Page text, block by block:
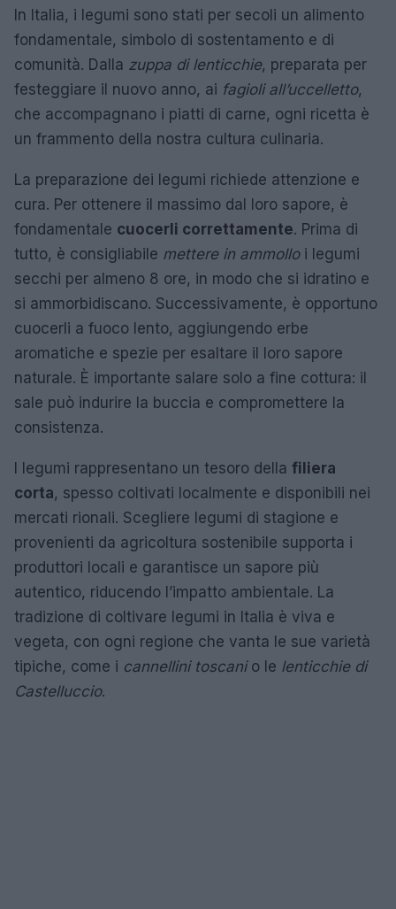
In Italia, i legumi sono stati per secoli un alimento
fondamentale, simbolo di sostentamento e di
comunità. Dalla zuppa di lenticchie, preparata per
festeggiare il nuovo anno, ai fagioli all’uccelletto,
che accompagnano i piatti di carne, ogni ricetta è
un frammento della nostra cultura culinaria.
La preparazione dei legumi richiede attenzione e
cura. Per ottenere il massimo dal loro sapore, è
fondamentale cuocerli correttamente. Prima di
tutto, è consigliabile mettere in ammolloi legumi
secchi per almeno 8 ore, in modo che si idratino e
si ammorbidiscano. Successivamente, è opportuno
cuocerli a fuoco lento, aggiungendo erbe
aromatiche e spezie per esaltare il loro sapore
naturale. È importante salare solo a fine cottura: il
sale può indurire la buccia e compromettere la
consistenza.
I legumi rappresentano un tesoro della filiera
corta, spesso coltivati localmente e disponibili nei
mercati rionali. Scegliere legumi di stagione e
provenienti da agricoltura sostenibile supporta i
produttori locali e garantisce un sapore più
autentico, riducendo l’impatto ambientale. La
tradizione di coltivare legumi in Italia è viva e
vegeta, con ogni regione che vanta le sue varietà
tipiche, come i cannellini toscanio le lenticchie di
Castelluccio.